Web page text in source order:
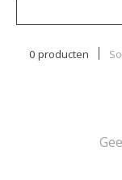
0 producten